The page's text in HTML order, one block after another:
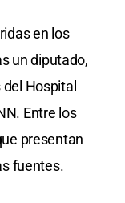
en los
un diputado,
Hospital
Entre los
presentan
fuentes.